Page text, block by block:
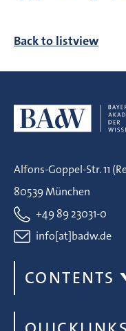
Back to listview
Alfons-Goppel-Str. 11
80539 München
+49 89 23031-0
info[at]badw.de
CONTENTS